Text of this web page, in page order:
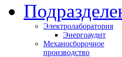
Электролаборатория
Энергоаудит
Механосборочное
производство